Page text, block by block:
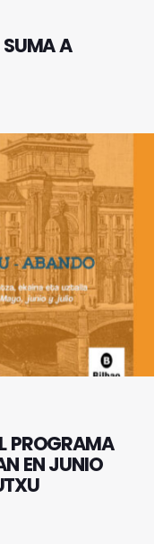
SUMA A
PROGRAMA
EN JUNIO